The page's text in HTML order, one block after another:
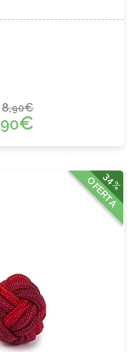
8,90€
90€
34%
OFERTA